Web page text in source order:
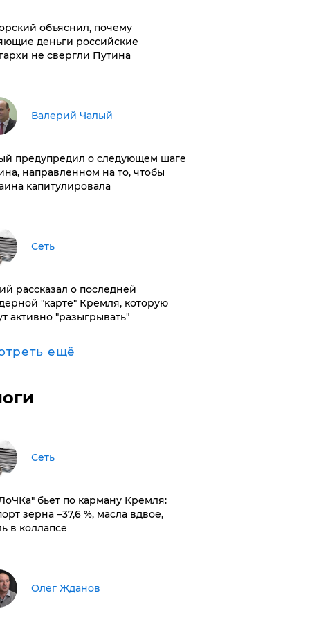
объяснил, почему
деньги российские
не свергли Путина
Валерий Чалый
предупредил о следующем шаге
направленном на то, чтобы
капитулировала
Сеть
рассказал о последней
"карте" Кремля, которую
активно "разыгрывать"
ещё
Сеть
бьет по карману Кремля:
зерна −37,6 %, масла вдвое,
в коллапсе
Олег Жданов